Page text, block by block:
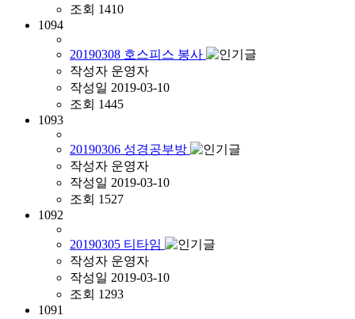
조회 1410
1094
20190308 호스피스 봉사
작성자 운영자
작성일 2019-03-10
조회 1445
1093
20190306 성경공부방
작성자 운영자
작성일 2019-03-10
조회 1527
1092
20190305 티타임
작성자 운영자
작성일 2019-03-10
조회 1293
1091